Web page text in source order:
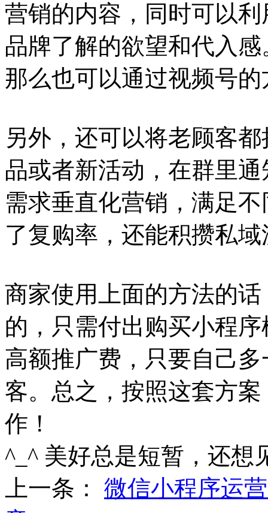
营销的内容，同时可以
品牌了解的欲望和代入
那么也可以通过视频号
另外，还可以将老顾客
品或者新活动，在群里
需求垂直化营销，满足
了复购率，还能积攒私
商家使用上面的方法的
的，只需付出购买小程
高额推广费，只要自己
客。总之，按照这套方
作！
^_^ 美好总是短暂，还想
上一条： 微信小程序运